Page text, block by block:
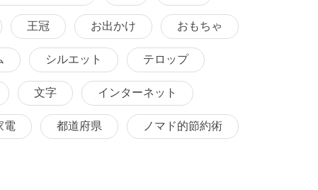
王冠 お出かけ おもちゃ
シルエット テロップ
文字 インターネット
電 都道府県 ノマド的節約術